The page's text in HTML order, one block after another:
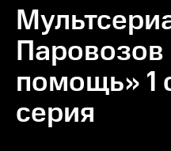
помощь» 1
серия